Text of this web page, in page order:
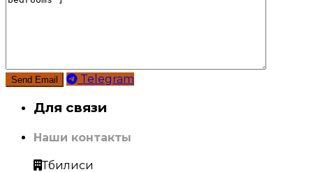
Telegram
Для связи
Наши контакты
Тбилиси